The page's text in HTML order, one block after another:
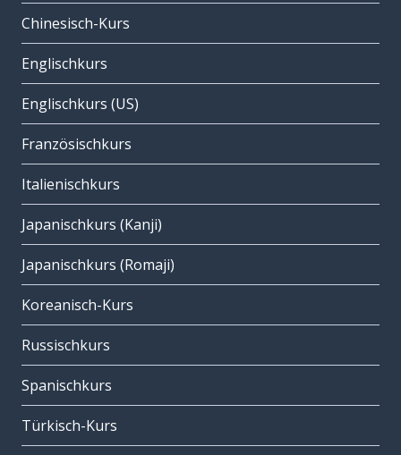
Chinesisch-Kurs
Englischkurs
Englischkurs (US)
Französischkurs
Italienischkurs
Japanischkurs (Kanji)
Japanischkurs (Romaji)
Koreanisch-Kurs
Russischkurs
Spanischkurs
Türkisch-Kurs